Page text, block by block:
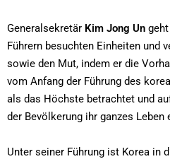
Generalsekretär Kim Jong Un
Führern besuchten Einheiten und
sowie den Mut, indem er die
vom Anfang der Führung des
als das Höchste betrachtet und
der Bevölkerung ihr ganzes Leben
Unter seiner Führung ist Korea in